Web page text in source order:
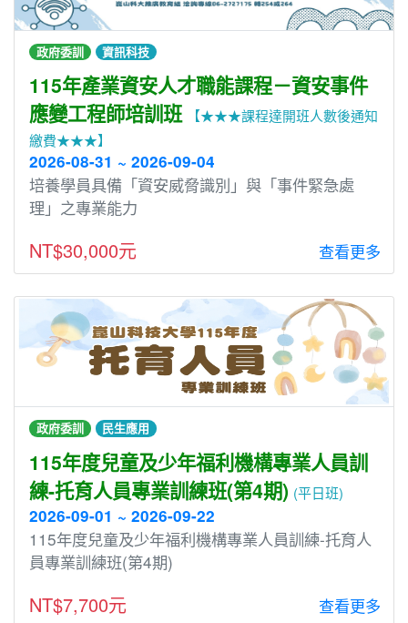
政府委訓 資訊科技
115年產業資安人才職能課程－資安事件
應變工程師培訓班
【★★★課程達開班人數後通知
繳費★★★】
2026-08-31 ~ 2026-09-04
培養學員具備「資安威脅識別」與「事件緊急處
理」之專業能力
NT$30,000元 查看更多
政府委訓 民生應用
115年度兒童及少年福利機構專業人員訓
練-托育人員專業訓練班(第4期) (平日班)
2026-09-01 ~ 2026-09-22
115年度兒童及少年福利機構專業人員訓練-托育人
員專業訓練班(第4期)
NT$7,700元 查看更多